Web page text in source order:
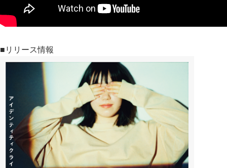
■リリース情報